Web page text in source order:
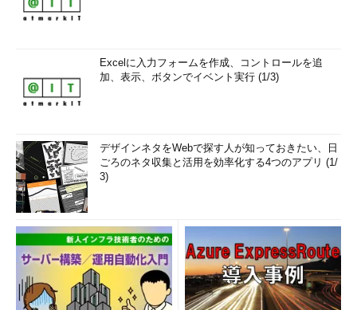
Excelに入力フォームを作成、コントロールを追
加、表示、ボタンでイベント実行 (1/3)
デザインネタをWebで探す人が知っておきたい、日
ごろのネタ収集と活用を効率化する4つのアプリ (1/
3)